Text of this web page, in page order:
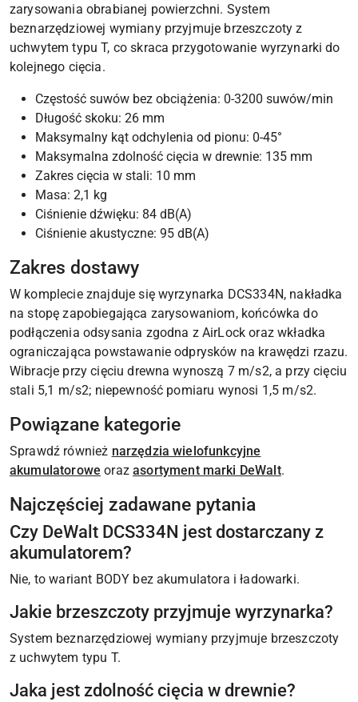
zarysowania obrabianej powierzchni. System
beznarzędziowej wymiany przyjmuje brzeszczoty z
uchwytem typu T, co skraca przygotowanie wyrzynarki do
kolejnego cięcia.
Częstość suwów bez obciążenia: 0-3200 suwów/min
Długość skoku: 26 mm
Maksymalny kąt odchylenia od pionu: 0-45°
Maksymalna zdolność cięcia w drewnie: 135 mm
Zakres cięcia w stali: 10 mm
Masa: 2,1 kg
Ciśnienie dźwięku: 84 dB(A)
Ciśnienie akustyczne: 95 dB(A)
Zakres dostawy
W komplecie znajduje się wyrzynarka DCS334N, nakładka
na stopę zapobiegająca zarysowaniom, końcówka do
podłączenia odsysania zgodna z AirLock oraz wkładka
ograniczająca powstawanie odprysków na krawędzi rzazu.
Wibracje przy cięciu drewna wynoszą 7 m/s2, a przy cięciu
stali 5,1 m/s2; niepewność pomiaru wynosi 1,5 m/s2.
Powiązane kategorie
Sprawdź również narzędzia wielofunkcyjne
akumulatorowe orazasortyment marki DeWalt.
Najczęściej zadawane pytania
Czy DeWalt DCS334N jest dostarczany z
akumulatorem?
Nie, to wariant BODY bez akumulatora i ładowarki.
Jakie brzeszczoty przyjmuje wyrzynarka?
System beznarzędziowej wymiany przyjmuje brzeszczoty
z uchwytem typu T.
Jaka jest zdolność cięcia w drewnie?